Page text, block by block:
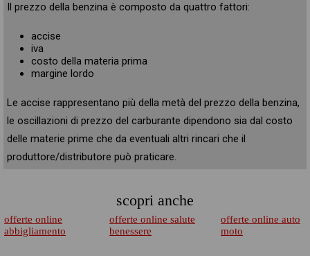
Il prezzo della benzina è composto da quattro fattori:
accise
iva
costo della materia prima
margine lordo
Le accise rappresentano più della metà del prezzo della benzina,
le oscillazioni di prezzo del carburante dipendono sia dal costo
delle materie prime che da eventuali altri rincari che il
produttore/distributore può praticare.
scopri anche
offerte online
abbigliamento
offerte online salute
benessere
offerte online auto
moto